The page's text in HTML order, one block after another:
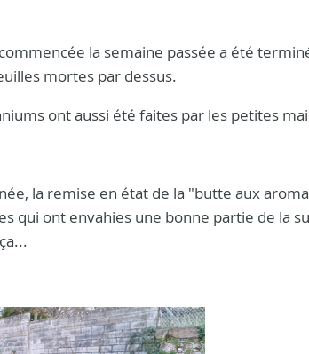
la semaine passée a été
mortes par dessus.
ont aussi été faites par les petites
la remise en état de la "butte aux
qui ont envahies une bonne partie de la